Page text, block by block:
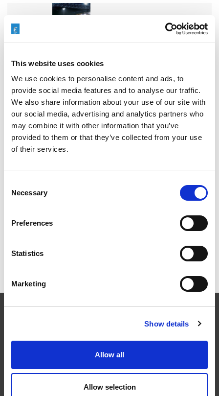
This website uses cookies
We use cookies to personalise content and ads, to
provide social media features and to analyse our traffic.
We also share information about your use of our site with
our social media, advertising and analytics partners who
may combine it with other information that you’ve
provided to them or that they’ve collected from your use
of their services.
Selection
Necessary
Preferences
Statistics
Marketing
Show details
Allow all
Allow selection
WIE EXTRUDE HONE DIE LEISTUNGSGRENZEN IN DER
WIE EXTRUSAX DIE LEISTUNG DER
ALUMINIUMEXTRUSION MIT ABRASIVE FLOW
MACHINING (AFM) STEIGERTE
RAUMFAHRTINDUSTRIE TRIFFT SICH IN BERLIN
Medizintechnik, ist die präzise Oberflächenbehandlung zerspanter
Bauteile für die Verbesserung der Leistung des Endprodukts
Bearbeitungsschritt die Qualität oberflächenbehandelter Produkte in